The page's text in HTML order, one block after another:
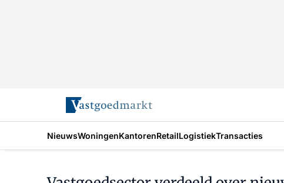
NieuwsWoningenKantorenRetailLogistiekTransacties